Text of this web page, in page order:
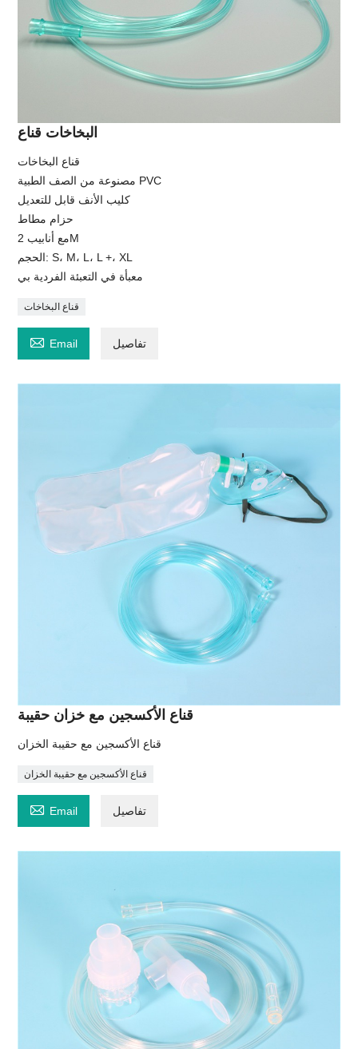
البخاخات قناع
قناع البخاخات
مصنوعة من الصف الطبية PVC
كليب الأنف قابل للتعديل
حزام مطاط
مع أنابيب 2M
الحجم: S، M، L، L +، XL
معبأة في التعبئة الفردية بي
قناع البخاخات
 Email تفاصيل
قناع الأكسجين مع خزان حقيبة
قناع الأكسجين مع حقيبة الخزان
قناع الأكسجين مع حقيبة الخزان
 Email تفاصيل